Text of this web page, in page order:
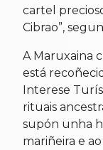
cartel
Cibrao”,
A Maruxaina
está
Interese
rituais
supón unha
mariñeira e